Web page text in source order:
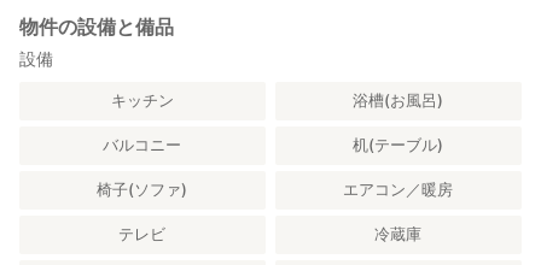
物件の設備と備品
設備
キッチン 浴槽(お風呂)
バルコニー 机(テーブル)
椅子(ソファ) エアコン／暖房
テレビ 冷蔵庫